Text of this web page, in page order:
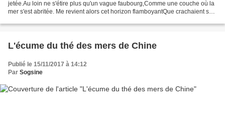
jetée.Au loin ne s'étire plus qu'un vague faubourg,Comme une couche où la
mer s'est abritée. Me revient alors cet horizon flamboyantQue crachaient sur
L'écume du thé des mers de Chine
Publié le 15/11/2017 à 14:12
Par Sogsine